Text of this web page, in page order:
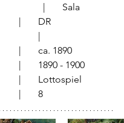
			  |	Sala
			  |	DR
		  |	ca. 1890
		  |	1890 - 1900
		  |	Lottospiel
			  |	8